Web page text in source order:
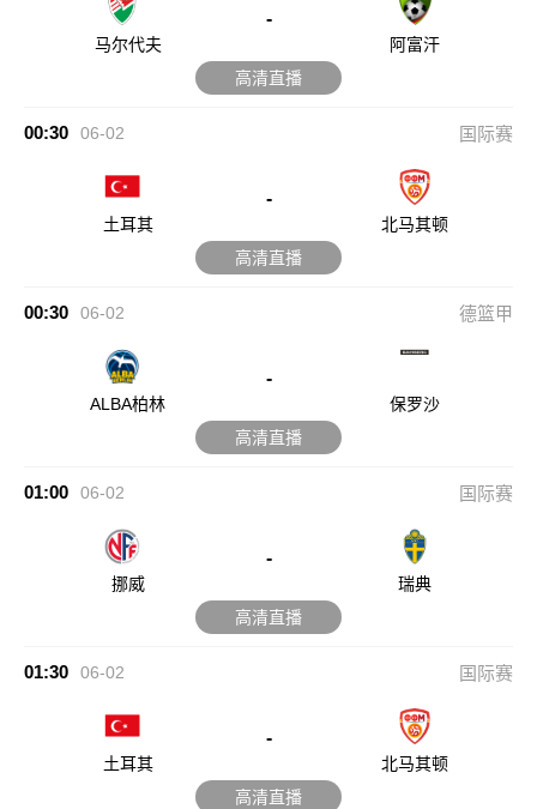
马尔代夫
-
阿富汗
高清直播
00:30 06-02 国际赛
土耳其
-
北马其顿
高清直播
00:30 06-02 德篮甲
ALBA柏林
-
保罗沙
高清直播
01:00 06-02 国际赛
挪威
-
瑞典
高清直播
01:30 06-02 国际赛
土耳其
-
北马其顿
高清直播